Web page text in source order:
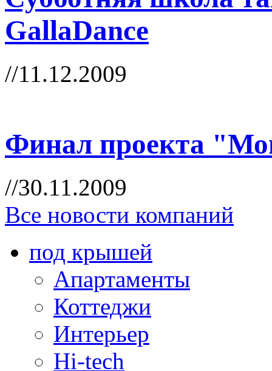
GallaDance
//11.12.2009
Финал проекта
//30.11.2009
Все новости компаний
под крышей
Апартаменты
Коттеджи
Интерьер
Hi-tech